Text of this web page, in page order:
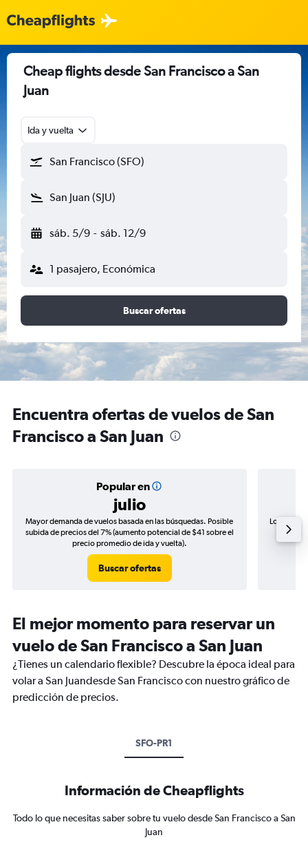
Cheap flights desde San Francisco a San
Juan
Ida y vuelta
San Francisco (SFO)
San Juan (SJU)
sáb. 5/9 - sáb. 12/9
1 pasajero, Económica
Buscar ofertas
Encuentra ofertas de vuelos de San
Francisco a San Juan
Popular en
julio
Mayor demanda de vuelos basada en las búsquedas. Posible
subida de precios del 7% (aumento potencial de $41 sobre el
precio promedio de ida y vuelta).
Buscar ofertas
Los
de
El mejor momento para reservar un
vuelo de San Francisco a San Juan
¿Tienes un calendario flexible? Descubre la época ideal para
volar a San Juandesde San Francisco con nuestro gráfico de
predicción de precios.
SFO-PR1
Información de Cheapflights
Todo lo que necesitas saber sobre tu vuelo desde San Francisco a San
Juan